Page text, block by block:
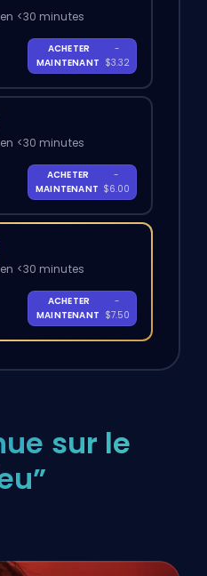
<30 minutes
ACHETER
MAINTENANT
-
$3.32
<30 minutes
ACHETER
MAINTENANT
-
$6.00
<30 minutes
ACHETER
MAINTENANT
-
$7.50
sur le